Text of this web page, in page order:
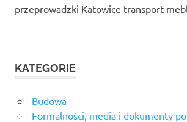
przeprowadzki Katowice transport
KATEGORIE
Budowa
Formalności, media i dokumenty